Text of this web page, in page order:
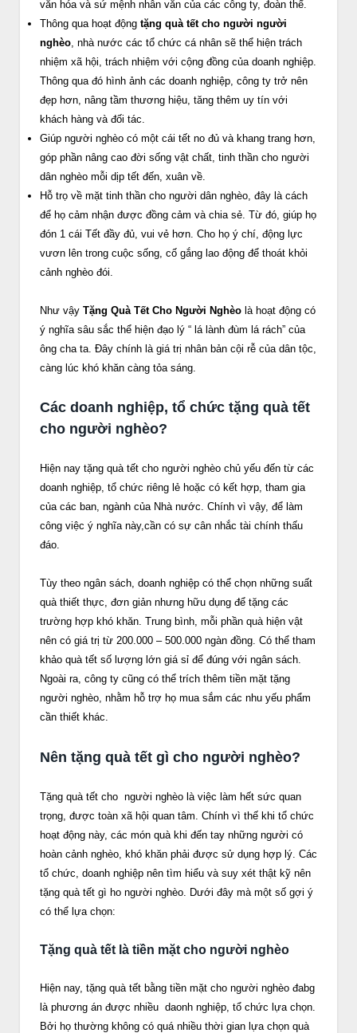
văn hóa và sứ mệnh nhân văn của các công ty, đoàn thể.
Thông qua hoạt động tặng quà tết cho người người
nghèo , nhà nước các tổ chức cá nhân sẽ thể hiện trách
nhiệm xã hội, trách nhiệm với cộng đồng của doanh nghiệp.
Thông qua đó hình ảnh các doanh nghiệp, công ty trở nên
đẹp hơn, nâng tầm thương hiệu, tăng thêm uy tín với
khách hàng và đối tác.
Giúp người nghèo có một cái tết no đủ và khang trang hơn,
góp phần nâng cao đời sống vật chất, tinh thần cho người
dân nghèo mỗi dịp tết đến, xuân về.
Hỗ trọ về mặt tinh thần cho người dân nghèo, đây là cách
để họ cảm nhận được đồng cảm và chia sẻ. Từ đó, giúp họ
đón 1 cái Tết đầy đủ, vui vẻ hơn. Cho họ ý chí, động lực
vươn lên trong cuộc sống, cố gắng lao động để thoát khỏi
cảnh nghèo đói.
Như vậy Tặng Quà Tết Cho Người Nghèo là hoạt động có
ý nghĩa sâu sắc thể hiện đạo lý “ lá lành đùm lá rách” của
ông cha ta. Đây chính là giá trị nhân bản cội rễ của dân tộc,
càng lúc khó khăn càng tỏa sáng.
Các doanh nghiệp, tổ chức tặng quà tết
cho người nghèo?
Hiện nay tặng quà tết cho người nghèo chủ yếu đến từ các
doanh nghiệp, tổ chức riêng lẻ hoặc có kết hợp, tham gia
của các ban, ngành của Nhà nước. Chính vì vậy, để làm
công việc ý nghĩa này,cần có sự cân nhắc tài chính thấu
đáo.
Tùy theo ngân sách, doanh nghiệp có thể chọn những suất
quà thiết thực, đơn giản nhưng hữu dụng để tặng các
trường hợp khó khăn. Trung bình, mỗi phần quà hiện vật
nên có giá trị từ 200.000 – 500.000 ngàn đồng. Có thể tham
khảo quà tết số lượng lớn giá sỉ để đúng với ngân sách.
Ngoài ra, công ty cũng có thể trích thêm tiền mặt tặng
người nghèo, nhằm hỗ trợ họ mua sắm các nhu yếu phẩm
cần thiết khác.
Nên tặng quà tết gì cho người nghèo?
Tặng quà tết cho người nghèo là việc làm hết sức quan
trọng, được toàn xã hội quan tâm. Chính vì thế khi tổ chức
hoạt động này, các món quà khi đến tay những người có
hoàn cảnh nghèo, khó khăn phải được sử dụng hợp lý. Các
tổ chức, doanh nghiệp nên tìm hiểu và suy xét thật kỹ nên
tặng quà tết gì ho người nghèo. Dưới đây mà một số gợi ý
có thể lựa chọn:
Tặng quà tết là tiền mặt cho người nghèo
Hiện nay, tặng quà tết bằng tiền mặt cho người nghèo đabg
là phương án được nhiều daonh nghiệp, tổ chức lựa chọn.
Bởi họ thường không có quá nhiều thời gian lựa chọn quà